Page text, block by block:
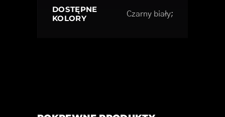
DOSTĘPNE
KOLORY
Czarny biały;